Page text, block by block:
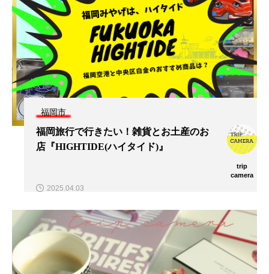
福岡市
福岡旅行で行きたい！雑貨とお土産のお
店『HIGHTIDE(ハイタイド)』
trip
camera
2025.04.03